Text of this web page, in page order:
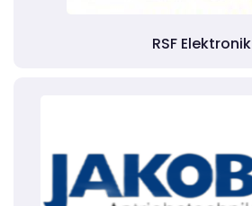
RSF Elektronik